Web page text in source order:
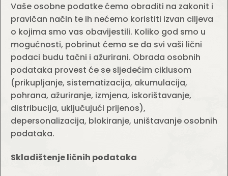
Vaše osobne podatke ćemo obraditi na zakonit i
pravičan način te ih nećemo koristiti izvan ciljeva
o kojima smo vas obavijestili. Koliko god smo u
mogućnosti, pobrinut ćemo se da svi vaši lični
podaci budu tačni i ažurirani. Obrada osobnih
podataka provest će se sljedećim ciklusom
(prikupljanje, sistematizacija, akumulacija,
pohrana, ažuriranje, izmjena, iskorištavanje,
distribucija, uključujući prijenos),
depersonalizacija, blokiranje, uništavanje osobnih
podataka.
Skladištenje ličnih podataka